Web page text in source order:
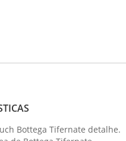
Bottega Tifernate detalhe.